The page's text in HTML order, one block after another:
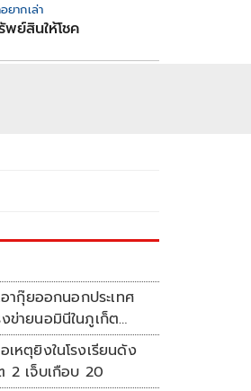
ยากเล่า
พย์สินให้โชค
ข่ายนอมินีในภูเก็ต
หตุยิงในโรงเรียนดัง
2 เจ็บเกือบ 20